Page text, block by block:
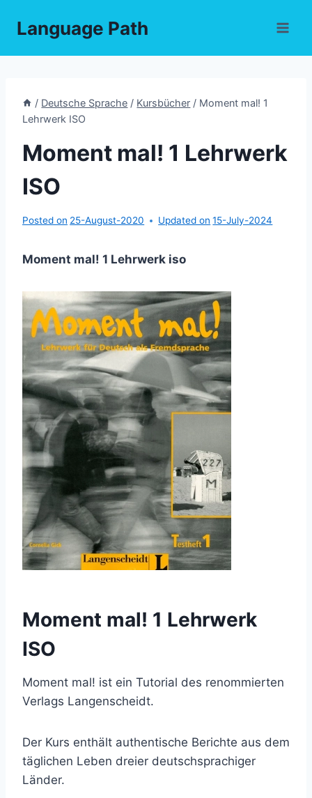
Language Path
/ Deutsche Sprache / Kursbücher / Moment mal! 1
Lehrwerk ISO
Moment mal! 1 Lehrwerk
ISO
Posted on 25-August-2020 Updated on 15-July-2024
Moment mal! 1 Lehrwerk iso
Moment mal! 1 Lehrwerk
ISO
Moment mal! ist ein Tutorial des renommierten
Verlags Langenscheidt.
Der Kurs enthält authentische Berichte aus dem
täglichen Leben dreier deutschsprachiger
Länder.